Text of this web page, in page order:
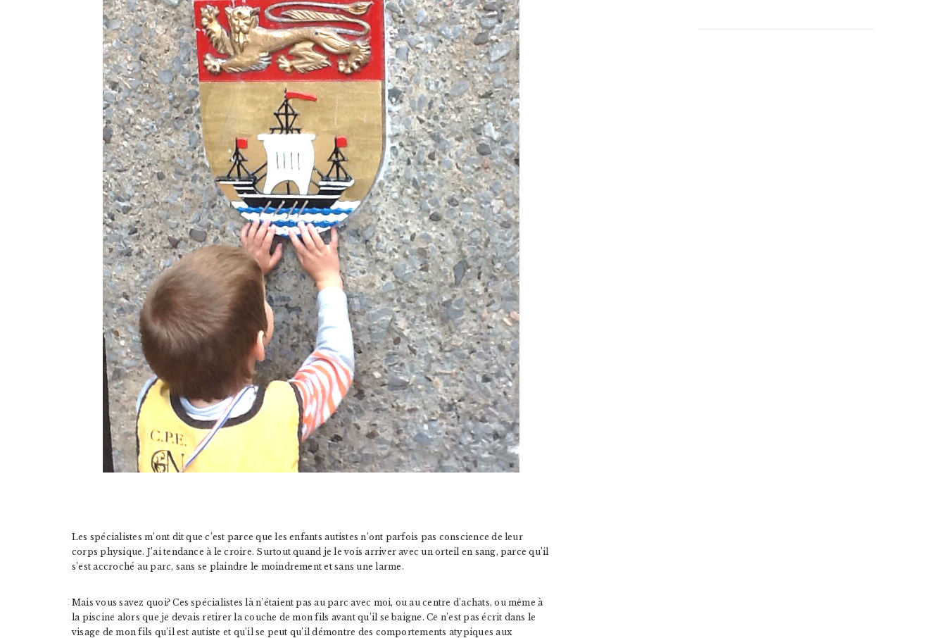
Les spécialistes m’ont dit que c’est parce que les enfants autistes n’ont parfois pas conscience de leur
corps physique. J’ai tendance à le croire. Surtout quand je le vois arriver avec un orteil en sang, parce qu’il
s’est accroché au parc, sans se plaindre le moindrement et sans une larme.
Mais vous savez quoi? Ces spécialistes là n’étaient pas au parc avec moi, ou au centre d’achats, ou même à
la piscine alors que je devais retirer la couche de mon fils avant qu’il se baigne. Ce n’est pas écrit dans le
visage de mon fils qu’il est autiste et qu’il se peut qu’il démontre des comportements atypiques aux